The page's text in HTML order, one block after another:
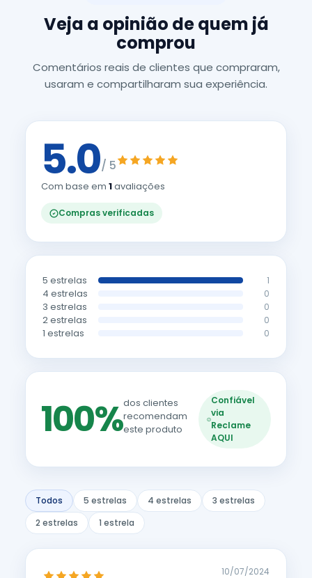
Veja a opinião de quem já
comprou
Comentários reais de clientes que compraram,
usaram e compartilharam sua experiência.
5.0/ 5
Com base em 1avaliações
Compras verificadas
5 estrelas 1
4 estrelas 0
3 estrelas 0
2 estrelas 0
1 estrelas 0
100%dos clientes
recomendam
este produto
Confiável
via
Reclame
AQUI
Todos 5 estrelas 4 estrelas
3 estrelas
2 estrelas
1 estrela
10/07/2024